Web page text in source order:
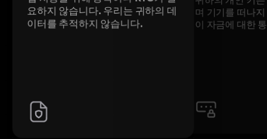
요하지 않습니다. 우리는 귀하의 데
이터를 추적하지 않습니다.
며 기기를 떠나
이 자금에 대한